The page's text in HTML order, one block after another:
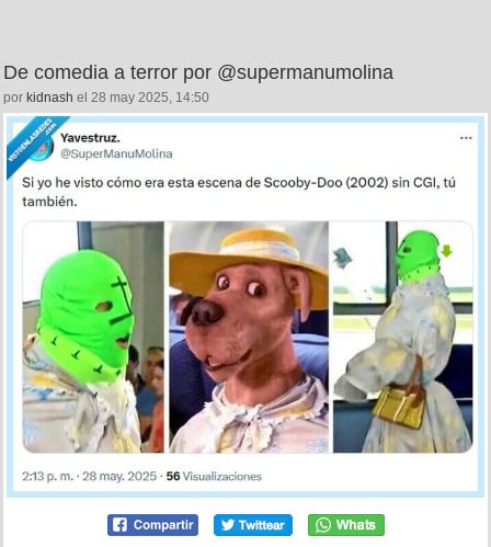
De comedia a terror por @supermanumolina
por kidnash el 28 may 2025, 14:50